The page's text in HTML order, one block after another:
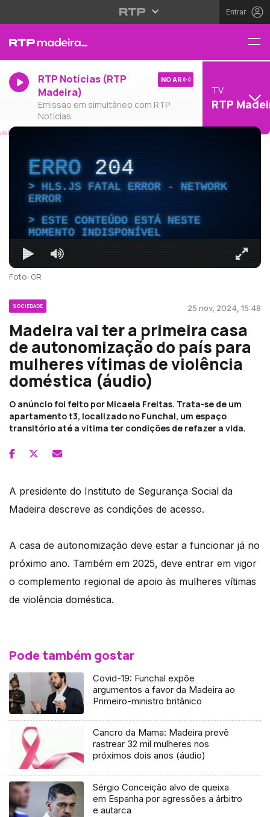
Entrar
RTP Notícias (RTP
Madeira)
Emissão em simultâneo com RTP
Notícias
NO AR
TV
RTP
ERRO204
HLS.JS FATAL ERROR - NETWORK
ERROR
ESTE CONTEÚDO ESTÁ NESTE
MOMENTO INDISPONÍVEL
Foto: GR
SOCIEDADE 25 nov, 2024, 15:48
Madeira vai ter a primeira casa
de autonomização do país para
mulheres vítimas de violência
doméstica (áudio)
O anúncio foi feito por Micaela Freitas. Trata-se de um
apartamento t3, localizado no Funchal, um espaço
transitório até a vitima ter condições de refazer a vida.
A presidente do Instituto de Segurança Social da
Madeira descreve as condições de acesso.
A casa de autonomização deve estar a funcionar já no
próximo ano. Também em 2025, deve entrar em vigor
o complemento regional de apoio às mulheres vítimas
de violência doméstica.
Pode também gostar
Covid-19: Funchal expõe
argumentos a favor da Madeira ao
Primeiro-ministro britânico
Cancro da Mama: Madeira prevê
rastrear 32 mil mulheres nos
próximos dois anos (áudio)
Sérgio Conceição alvo de queixa
em Espanha por agressões a árbitro
e autarca